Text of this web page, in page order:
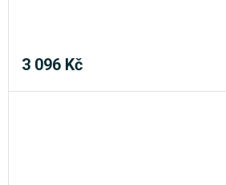
3 096 Kč